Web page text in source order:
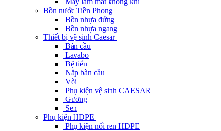
Máy làm mát không khí
Bồn nước Tiền Phong
Bồn nhựa đứng
Bồn nhựa ngang
Thiết bị vệ sinh Caesar
Bàn cầu
Lavabo
Bệ tiểu
Nắp bàn cầu
Vòi
Phụ kiện vệ sinh CAESAR
Gương
Sen
Phụ kiện HDPE
Phụ kiện nối ren HDPE